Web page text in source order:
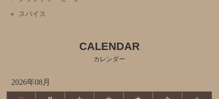
スパイス
CALENDAR
カレンダー
2026年08月